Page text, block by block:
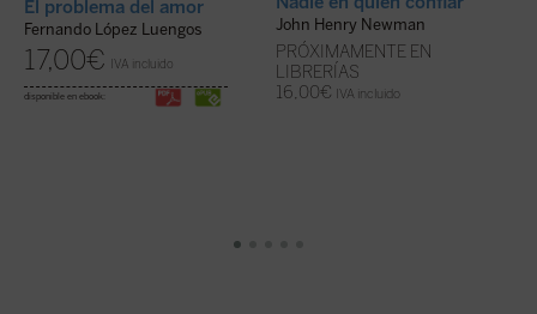
El problema del amor
Fernando López Luengos
17,00€ IVA incluido
disponible en ebook:
John Henry Newman
PRÓXIMAMENTE EN
LIBRERÍAS
16,00€ IVA incluido